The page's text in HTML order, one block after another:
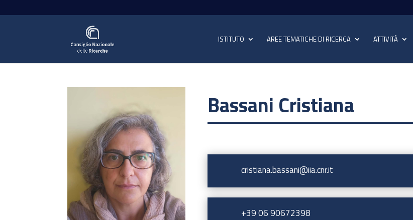
ISTITUTO AREE TEMATICHE DI RICERCA ATTIVITÀ
Bassani Cristiana
cristiana.bassani@iia.cnr.it
+39 06 90672398